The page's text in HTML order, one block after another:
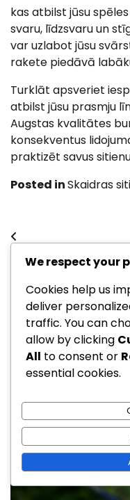
kas atbilst jūsu
svaru, līdzsvaru un
var uzlabot jūsu
rakete piedāvā
Turklāt apsveriet
atbilst jūsu prasmju
Augstas kvalitātes
konsekventus
praktizēt savus
Posted inSkaidras
Post
navigation
Sagriezts kritiens:
Kontrole, Smalkums
Related Posts
We respect your
Cookies help us
deliver
traffic. You can
allow by clicking
All to consent or
essential cookies.